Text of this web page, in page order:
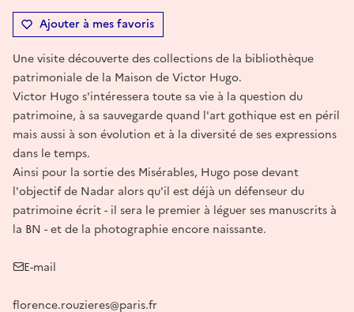
Ajouter à mes favoris
Une visite découverte des collections de la bibliothèque
patrimoniale de la Maison de Victor Hugo.
Victor Hugo s'intéressera toute sa vie à la question du
patrimoine, à sa sauvegarde quand l'art gothique est en péril
mais aussi à son évolution et à la diversité de ses expressions
dans le temps.
Ainsi pour la sortie des Misérables, Hugo pose devant
l'objectif de Nadar alors qu'il est déjà un défenseur du
patrimoine écrit - il sera le premier à léguer ses manuscrits à
la BN - et de la photographie encore naissante.
E-mail
florence.rouzieres@paris.fr